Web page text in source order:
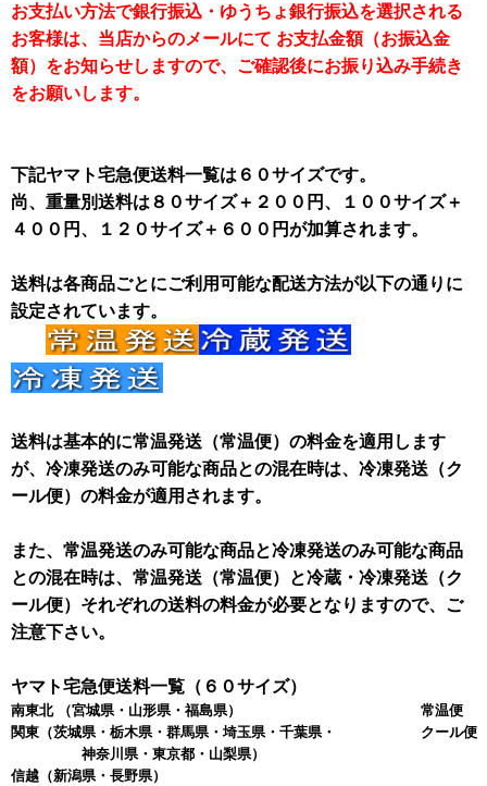
お支払い方法で銀行振込・ゆうちょ銀行振込を選択される
お客様は、当店からのメールにて お支払金額（お振込金
額）をお知らせしますので、ご確認後にお振り込み手続き
をお願いします。
下記ヤマト宅急便送料一覧は６０サイズです。
尚、重量別送料は８０サイズ＋２００円、１００サイズ＋
４００円、１２０サイズ＋６００円が加算されます。
送料は各商品ごとにご利用可能な配送方法が以下の通りに
設定されています。
送料は基本的に常温発送（常温便）の料金を適用します
が、冷凍発送のみ可能な商品との混在時は、冷凍発送（ク
ール便）の料金が適用されます。
また、常温発送のみ可能な商品と冷凍発送のみ可能な商品
との混在時は、常温発送（常温便）と冷蔵・冷凍発送（ク
ール便）それぞれの送料の料金が必要となりますので、ご
注意下さい。
ヤマト宅急便送料一覧（６０サイズ）
南東北
（宮城県・山形県・福島県）
関東 （茨城県・栃木県・群馬県・埼玉県・千葉県・
神奈川県・東京都・山梨県）
信越 （新潟県・長野県）
常温便
クール便